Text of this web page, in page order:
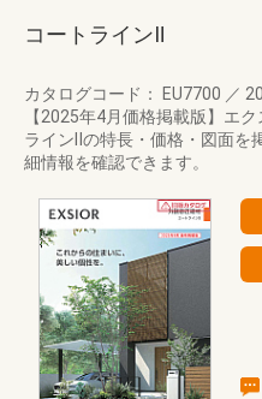
コートラインⅡ
カタログコード： EU7700 ／
【2025年4月価格掲載版】エ
ラインⅡの特長・価格・図面を
細情報を確認できます。